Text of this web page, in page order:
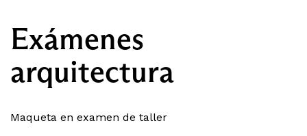
Exámenes
arquitectura
Maqueta en examen de taller